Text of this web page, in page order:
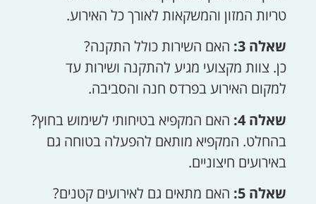
טריות המזון והמשקאות לאורך כל האירוע.
שאלה 3:
האם השירות כולל התקנה?
כן. צוות מקצועי מגיע להתקנה ושירות עד
למקום האירוע בפרדס חנה והסביבה.
שאלה 4:
האם המקפיא בטיחותי לשימוש בחוץ?
בהחלט. המקפיא מותאם להפעלה בטוחה גם
באירועים חיצוניים.
שאלה 5:
האם מתאים גם לאירועים קטנים?